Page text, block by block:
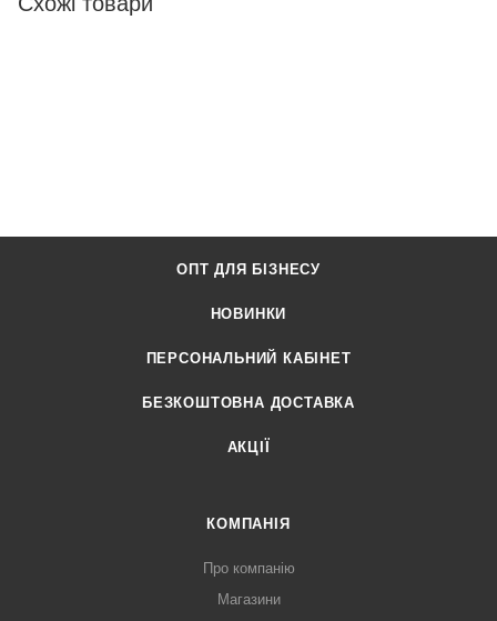
ОПТ ДЛЯ БІЗНЕСУ
НОВИНКИ
ПЕРСОНАЛЬНИЙ КАБІНЕТ
БЕЗКОШТОВНА ДОСТАВКА
АКЦІЇ
КОМПАНІЯ
Про компанію
Магазини